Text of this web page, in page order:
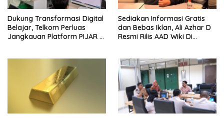
Dukung Transformasi Digital
Belajar, Telkom Perluas
Jangkauan Platform PIJAR Di
Sediakan Informasi Gratis
dan Bebas Iklan, Ali Azhar D
Resmi Rilis AAD Wiki Di